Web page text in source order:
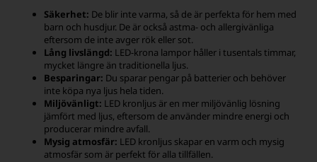
Säkerhet: De blir inte varma, så de är perfekta för hem med
barn och husdjur. De är också astma- och allergivänliga
eftersom de inte avger rök eller sot.
Lång livslängd: LED-krona lampor håller i tusentals timmar,
mycket längre än traditionella ljus.
Besparingar: Du sparar pengar på batterier och behöver
inte köpa nya ljus hela tiden.
Miljövänligt: ​​LED kronljus är en mer miljövänlig lösning
jämfört med ljus, eftersom de använder mindre energi och
producerar mindre avfall.
Mysig atmosfär: LED kronljus skapar en varm och mysig
atmosfär som är perfekt för alla tillfällen.